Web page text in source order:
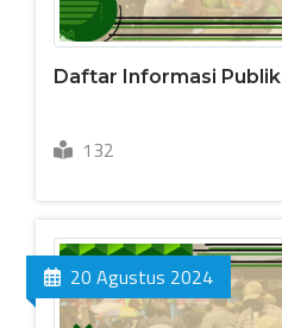
Daftar Informasi Publik
132
20 Agustus 2024